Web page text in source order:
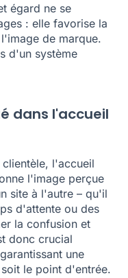
égard ne se
: elle favorise la
de marque.
d'un système
dans l'accueil
l'accueil
l'image perçue
site à l'autre – qu'il
d'attente ou des
la confusion et
donc crucial
une
le point d'entrée.